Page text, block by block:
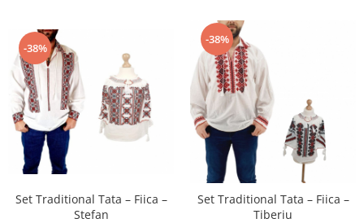
-38%
Set Traditional Tata – Fiica –
Stefan
-38%
Set Traditional Tata – Fiica –
Tiberiu